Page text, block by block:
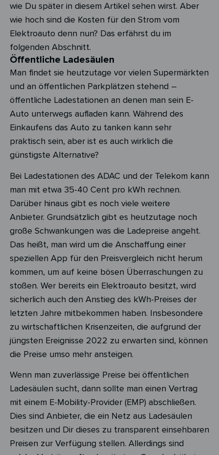
wie Du später in diesem Artikel sehen wirst. Aber
wie hoch sind die Kosten für den Strom vom
Elektroauto denn nun? Das erfährst du im
folgenden Abschnitt.
Öffentliche Ladesäulen
Man findet sie heutzutage vor vielen Supermärkten
und an öffentlichen Parkplätzen stehend –
öffentliche Ladestationen an denen man sein E-
Auto unterwegs aufladen kann. Während des
Einkaufens das Auto zu tanken kann sehr
praktisch sein, aber ist es auch wirklich die
günstigste Alternative?
Bei Ladestationen des ADAC und der Telekom kann
man mit etwa 35-40 Cent pro kWh rechnen.
Darüber hinaus gibt es noch viele weitere
Anbieter. Grundsätzlich gibt es heutzutage noch
große Schwankungen was die Ladepreise angeht.
Das heißt, man wird um die Anschaffung einer
speziellen App für den Preisvergleich nicht herum
kommen, um auf keine bösen Überraschungen zu
stoßen. Wer bereits ein Elektroauto besitzt, wird
sicherlich auch den Anstieg des kWh-Preises der
letzten Jahre mitbekommen haben. Insbesondere
zu wirtschaftlichen Krisenzeiten, die aufgrund der
jüngsten Ereignisse 2022 zu erwarten sind, können
die Preise umso mehr ansteigen.
Wenn man zuverlässige Preise bei öffentlichen
Ladesäulen sucht, dann sollte man einen Vertrag
mit einem E-Mobility-Provider (EMP) abschließen.
Dies sind Anbieter, die ein Netz aus Ladesäulen
besitzen und Dir dieses zu transparent einsehbaren
Preisen zur Verfügung stellen. Allerdings sind